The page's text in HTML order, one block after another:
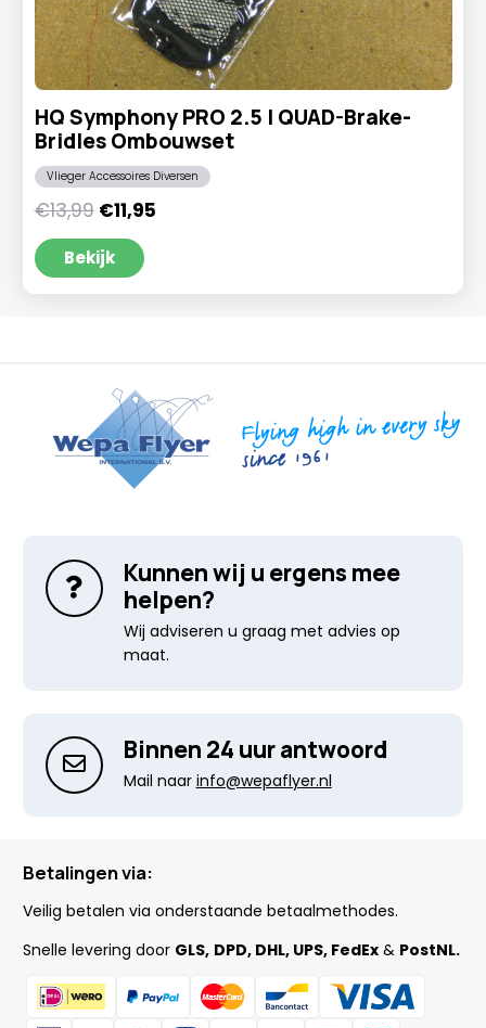
HQ Symphony PRO 2.5 | QUAD-Brake-
Bridles Ombouwset
Vlieger Accessoires Diversen
€13,99 Oorspronkelijke
prijs
was:
€13,99.
€11,95Huidige
Bekijk
Kunnen wij u ergens mee
helpen?
Wij adviseren u graag met advies op
maat.
Binnen 24 uur antwoord
Mail naar info@wepaflyer.nl
Betalingen via:
Veilig betalen via onderstaande betaalmethodes.
Snelle levering door GLS, DPD, DHL, UPS, FedEx & PostNL.